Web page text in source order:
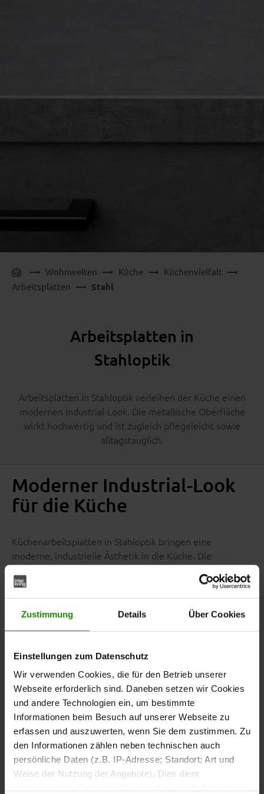
Zustimmung Details Über Cookies
Einstellungen zum Datenschutz
Wir verwenden Cookies, die für den Betrieb unserer
Webseite erforderlich sind. Daneben setzen wir Cookies
und andere Technologien ein, um bestimmte
Informationen beim Besuch auf unserer Webseite zu
erfassen und auszuwerten, wenn Sie dem zustimmen. Zu
den Informationen zählen neben technischen auch
persönliche Daten (z.B. IP-Adresse; Standort; Art und
Weise der Nutzung der Angebote). Dies dient
Wohnwelten Küche
Küchenvielfalt
Arbeitsplatten
Stahl
Arbeitsplatten in
Stahloptik
Arbeitsplatten in Stahloptik verleihen der Küche einen
modernen Industrial-Look. Die metallische Oberfläche
wirkt hochwertig und ist zugleich pflegeleicht sowie
alltagstauglich.
Moderner Industrial-Look
für die Küche
Küchenarbeitsplatten in Stahloptik bringen eine
moderne, industrielle Ästhetik in die Küche. Die
metallisch wirkende Oberfläche erinnert an gebürsteten
Edelstahl und sorgt für einen klaren, urbanen Look –
ideal für moderne Küchenkonzepte mit
architektonischem Charakter.
Wichtige Eigenschaften auf einen
Blick
Markante Stahloptik mit metallischer
Ausstrahlung
Moderner Industrial-Look für
designorientierte Küchen
Pflegeleicht und widerstandsfähig im